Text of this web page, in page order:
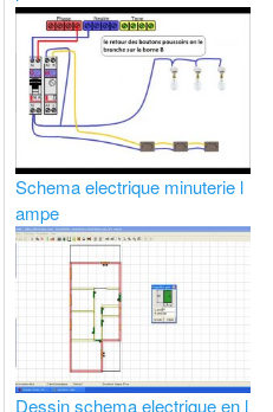
Schema electrique minuterie l
ampe
Dessin schema electrique en l